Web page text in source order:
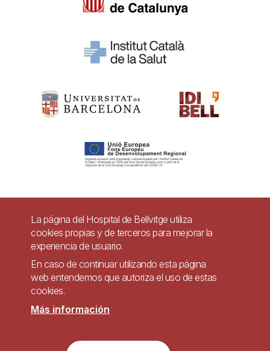
Pie
página
Contacto
Accesibilidad
Política de Privacidad de Sistemas de Videovigilancia
Sitio web accesible de conformidad con el Real Decreto 1112/2018, de 7 de
La página del Hospital de Bellvitge utiliza
cookies propias y de terceros para mejorar la
experiencia de usuario.
En caso de continuar utilizando esta página
web entendemos que autoriza el uso de estas
cookies.
Más información